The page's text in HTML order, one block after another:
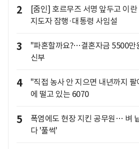
2
[줌인] 호르무즈 서명 앞두고 이
지도자 잠행·대통령 사임설
3
"파혼할까요?…결혼자금 5500만
신부
4
"직접 농사 안 지으면 내년까지
에 떨고 있는 6070
5
폭염에도 현장 지킨 공무원… 벼
다 '풀썩'